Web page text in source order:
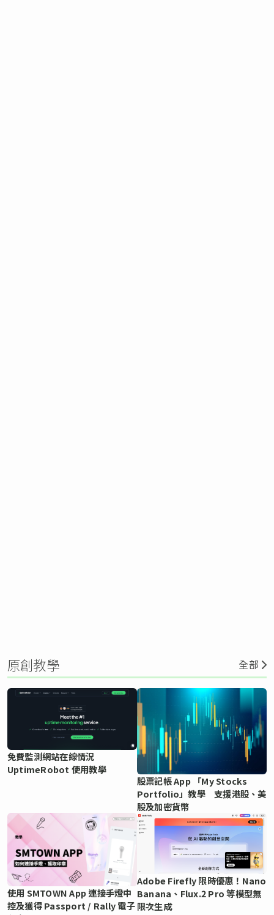
原創教學 全部
免費監測網站在線情況
UptimeRobot 使用教學
股票記帳 App 「My Stocks
Portfolio」教學 支援港股、美
股及加密貨幣
使用 SMTOWN App 連接手燈中
控及獲得 Passport / Rally 電子
Adobe Firefly 限時優惠！Nano
Banana、Flux.2 Pro 等模型無
限次生成